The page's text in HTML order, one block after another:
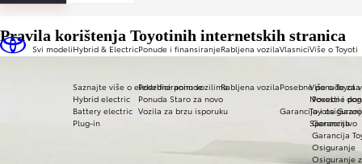
Svi modeliHybrid & Electric
Saznajte više o elektrificiranim vozilima
Hybrid electric
Battery electric
Plug-in
Ponude i finansiranje
Posebne ponude
Ponuda Staro za novo
Vozila za brzu isporuku
Rabljena vozila
Rabljena vozila
Vlasnici
Posebne ponude za
Posebne
Garancija i
Garancija
Garancija
Osiguranje
Osiguranje
Više o Toyoti
Više o
Novosti i
Toyota
Sponzorstvo
Pravila korištenja Toyotinih internetskih stranica